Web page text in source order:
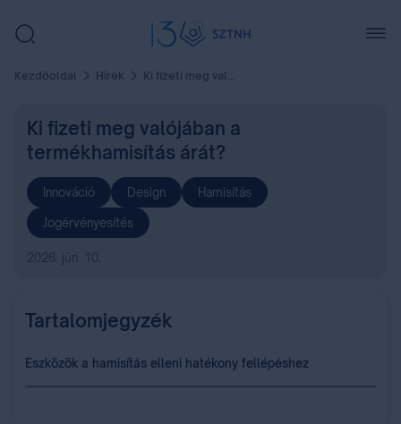
Kezdőoldal Hírek Ki fizeti meg valójában a termékhamisítás árát?
Ki fizeti meg valójában a
termékhamisítás árát?
Innováció Design Hamisítás
Jogérvényesítés
2026. jún. 10.
Tartalomjegyzék
Eszközök a hamisítás elleni hatékony fellépéshez